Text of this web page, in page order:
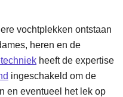
vochtplekken ontstaan
heren en de
heeft de expertise
ingeschakeld om de
en eventueel het lek op